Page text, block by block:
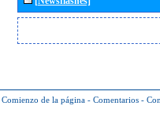
Comienzo de la página - Comentarios -